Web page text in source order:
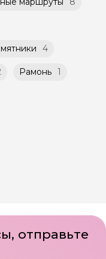
4
Рамонь 1
отправьте